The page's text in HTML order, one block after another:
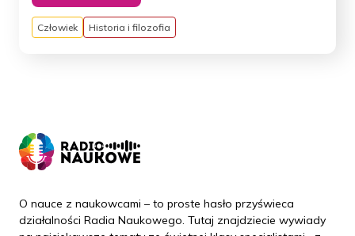
Człowiek Historia i filozofia
O nauce z naukowcami – to proste hasło przyświeca
działalności Radia Naukowego. Tutaj znajdziecie wywiady